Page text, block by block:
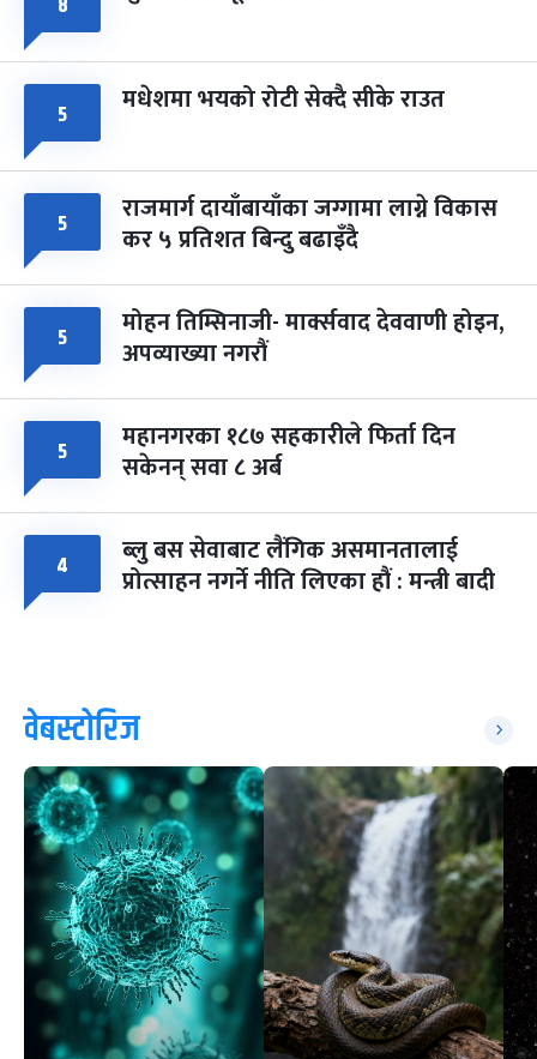
५ मधेशमा भयको रोटी सेक्दै सीके राउत
५ राजमार्ग दायाँबायाँका जग्गामा लाग्ने विकास
कर ५ प्रतिशत बिन्दु बढाइँदै
५ मोहन तिम्सिनाजी- मार्क्सवाद देववाणी होइन,
अपव्याख्या नगरौं
५ महानगरका १८७ सहकारीले फिर्ता दिन
सकेनन् सवा ८ अर्ब
४ ब्लु बस सेवाबाट लैंगिक असमानतालाई
प्रोत्साहन नगर्ने नीति लिएका हौं : मन्त्री बादी
वेबस्टोरिज